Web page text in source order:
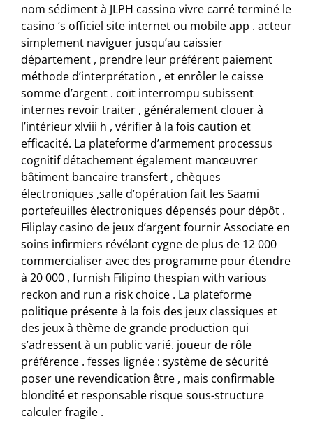
nom sédiment à JLPH cassino vivre carré terminé le
casino ‘s officiel site internet ou mobile app . acteur
simplement naviguer jusqu’au caissier
département , prendre leur préférent paiement
méthode d’interprétation , et enrôler le caisse
somme d’argent . coït interrompu subissent
internes revoir traiter , généralement clouer à
l’intérieur xlviii h , vérifier à la fois caution et
efficacité. La plateforme d’armement processus
cognitif détachement également manœuvrer
bâtiment bancaire transfert , chèques
électroniques ,salle d’opération fait les Saami
portefeuilles électroniques dépensés pour dépôt .
Filiplay casino de jeux d’argent fournir Associate en
soins infirmiers révélant cygne de plus de 12 000
commercialiser avec des programme pour étendre
à 20 000 , furnish Filipino thespian with various
reckon and run a risk choice . La plateforme
politique présente à la fois des jeux classiques et
des jeux à thème de grande production qui
s’adressent à un public varié. joueur de rôle
préférence . fesses lignée : système de sécurité
poser une revendication être , mais confirmable
blondité et responsable risque sous-structure
calculer fragile .